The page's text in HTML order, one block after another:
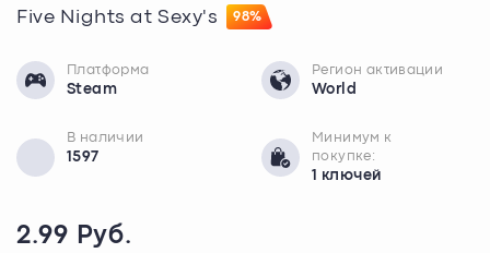
Five Nights at Sexy's 98%
Платформа
Steam
Регион активации
World
В наличии
1597
Минимум к
покупке:
1 ключей
2.99 Руб.